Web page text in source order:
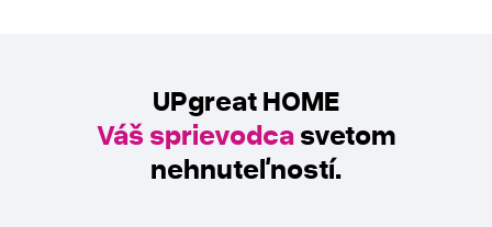
UPgreat HOME
Váš sprievodcasvetom
nehnuteľností.